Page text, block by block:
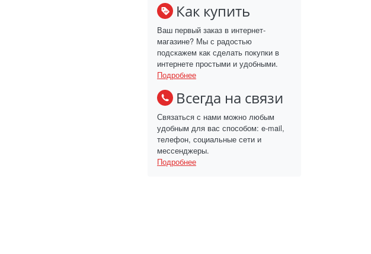
Как купить
Ваш первый заказ в интернет-
магазине? Мы с радостью
подскажем как сделать покупки в
интернете простыми и удобными.
Подробнее
Всегда на связи
Связаться с нами можно любым
удобным для вас способом: e-mail,
телефон, социальные сети и
мессенджеры.
Подробнее